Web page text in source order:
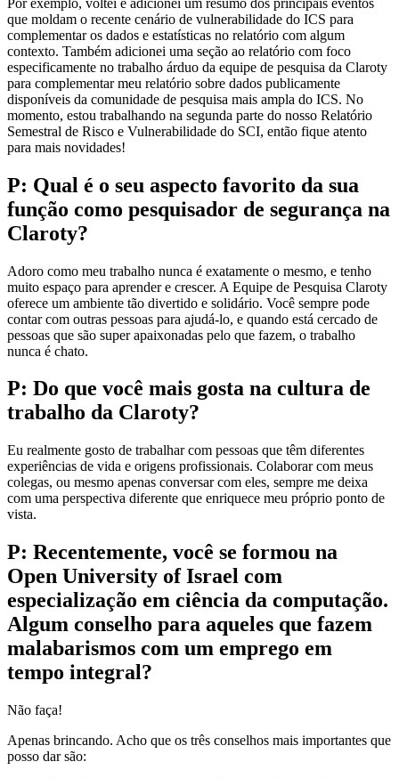
que moldam o recente cenário de vulnerabilidade do ICS para
complementar os dados e estatísticas no relatório com algum
contexto. Também adicionei uma seção ao relatório com foco
especificamente no trabalho árduo da equipe de pesquisa da Claroty
para complementar meu relatório sobre dados publicamente
disponíveis da comunidade de pesquisa mais ampla do ICS. No
momento, estou trabalhando na segunda parte do nosso Relatório
Semestral de Risco e Vulnerabilidade do SCI, então fique atento
para mais novidades!
P: Qual é o seu aspecto favorito da sua
função como pesquisador de segurança na
Claroty?
Adoro como meu trabalho nunca é exatamente o mesmo, e tenho
muito espaço para aprender e crescer. A Equipe de Pesquisa Claroty
oferece um ambiente tão divertido e solidário. Você sempre pode
contar com outras pessoas para ajudá-lo, e quando está cercado de
pessoas que são super apaixonadas pelo que fazem, o trabalho
nunca é chato.
P: Do que você mais gosta na cultura de
trabalho da Claroty?
Eu realmente gosto de trabalhar com pessoas que têm diferentes
experiências de vida e origens profissionais. Colaborar com meus
colegas, ou mesmo apenas conversar com eles, sempre me deixa
com uma perspectiva diferente que enriquece meu próprio ponto de
vista.
P: Recentemente, você se formou na
Open University of Israel com
especialização em ciência da computação.
Algum conselho para aqueles que fazem
malabarismos com um emprego em
tempo integral?
Não faça!
Apenas brincando. Acho que os três conselhos mais importantes que
posso dar são: